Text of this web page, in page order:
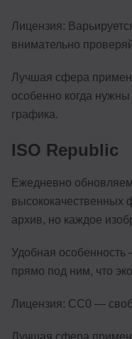
Лицензия:
внимательно
Лучшая сфера
особенно когда
графика.
ISO Republic
Ежедневно
архив, но каждое
Удобная особенность
прямо под ним, что
Лицензия: CC0 —
Лучшая сфера